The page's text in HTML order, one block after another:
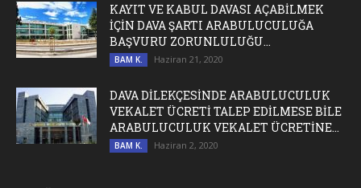
KAYIT VE KABUL DAVASI AÇABİLMEK
İÇİN DAVA ŞARTI ARABULUCULUĞA
BAŞVURU ZORUNLULUĞU...
BAM K. Haziran 21, 2020
DAVA DİLEKÇESİNDE ARABULUCULUK
VEKALET ÜCRETİ TALEP EDİLMESE BİLE
ARABULUCULUK VEKALET ÜCRETİNE...
BAM K. Haziran 2, 2020